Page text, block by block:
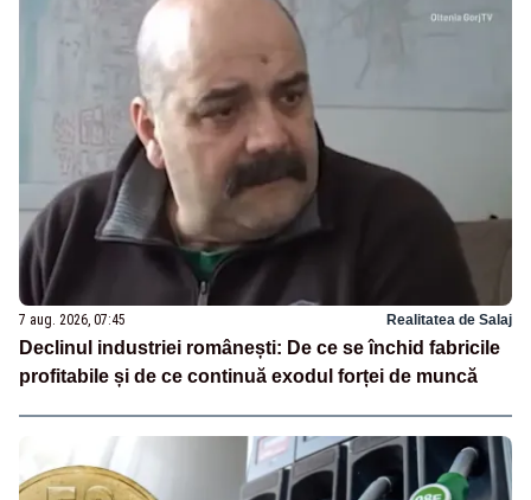
7 aug. 2026, 07:45 Realitatea de Salaj
Declinul industriei românești: De ce se închid fabricile
profitabile și de ce continuă exodul forței de muncă